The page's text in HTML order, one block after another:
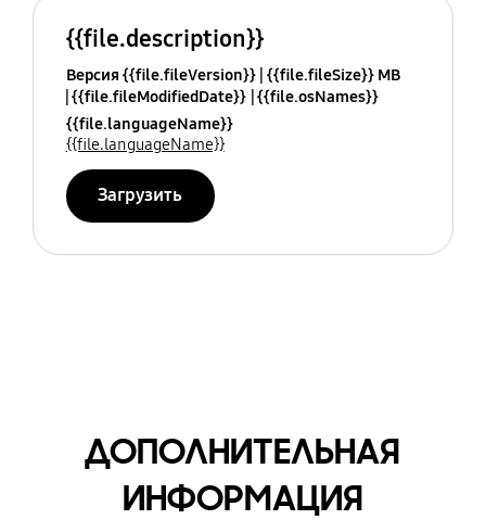
{{file.description}}
Версия {{file.fileVersion}} {{file.fileSize}} MB
{{file.fileModifiedDate}} {{file.osNames}}
{{file.languageName}}
{{file.languageName}}
Загрузить
ДОПОЛНИТЕЛЬНАЯ
ИНФОРМАЦИЯ